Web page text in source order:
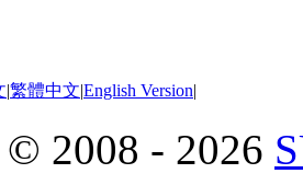
|繁體中文|English Version|
2008 - 2026